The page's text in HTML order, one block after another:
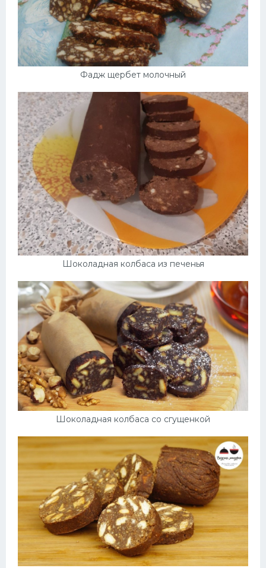
Фадж щербет молочный
Шоколадная колбаса из печенья
Шоколадная колбаса со сгущенкой